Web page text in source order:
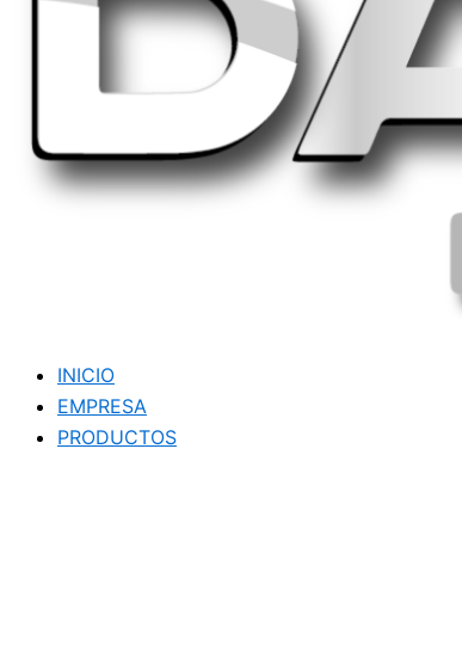
INICIO
EMPRESA
PRODUCTOS